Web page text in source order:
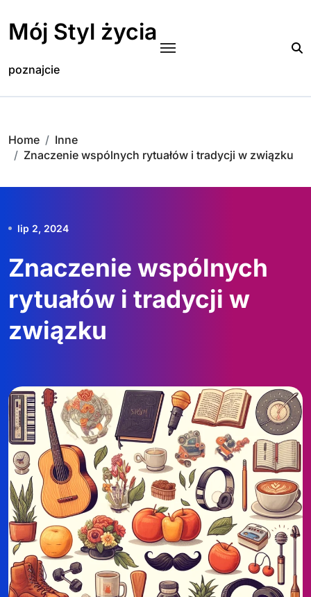
content
Mój Styl życia
poznajcie
Home
Inne
Znaczenie wspólnych rytuałów i tradycji w związku
lip 2, 2024
Znaczenie wspólnych
rytuałów i tradycji w
związku